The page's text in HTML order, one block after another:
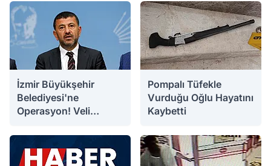
İzmir Büyükşehir
Belediyesi'ne
Operasyon! Veli
Hür Ağbaba
Gözaltında
05.08.2026 09:35
Pompalı Tüfekle
Vurduğu Oğlu Hayatını
Kaybetti
04.08.2026 15:02